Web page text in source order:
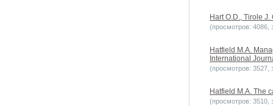
Hart O.D., Tirole
(просмотров: 4086,
Hatfield M.A.
International
(просмотров: 3527,
Hatfield M.A. The
(просмотров: 3510,